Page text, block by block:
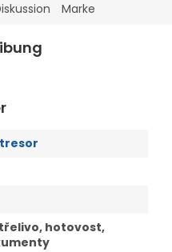
Marke
hotovost,